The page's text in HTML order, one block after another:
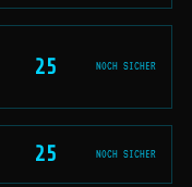
25 NOCH SICHER
25 NOCH SICHER